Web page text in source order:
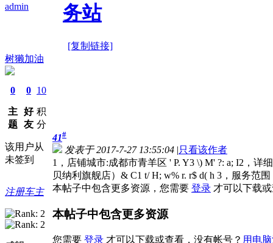
admin
务站
[复制链接]
树獭加油
0
主
题
0
好
友
10
积
分
该用户从
未签到
注册车主
41#
发表于 2017-7-27 13:55:04 |只看该作者
1，店铺城市:成都市青羊区 ' P. Y3 \) M' ?: a; I2，
贝纳利旗舰店）& C1 t/ H; w% r. r$ d( h 3，服务范
本帖子中包含更多资源，您需要 登录 才可以下载
本帖子中包含更多资源
您需要 登录 才可以下载或查看，没有帐号？ 用电